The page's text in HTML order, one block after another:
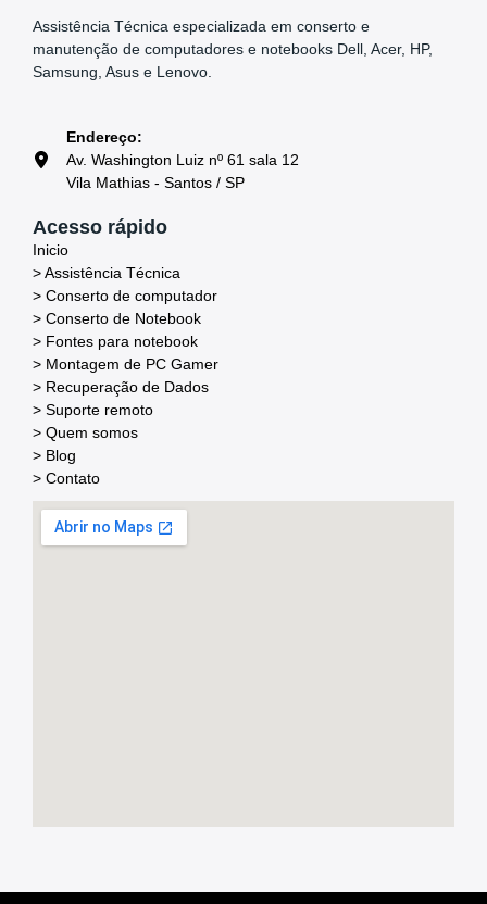
Assistência Técnica especializada em conserto e
manutenção de computadores e notebooks Dell, Acer, HP,
Samsung, Asus e Lenovo.
Endereço:
Av. Washington Luiz nº 61 sala 12
Vila Mathias - Santos / SP
Acesso rápido
Inicio
> Assistência Técnica
> Conserto de computador
> Conserto de Notebook
> Fontes para notebook
> Montagem de PC Gamer
> Recuperação de Dados
> Suporte remoto
> Quem somos
> Blog
> Contato